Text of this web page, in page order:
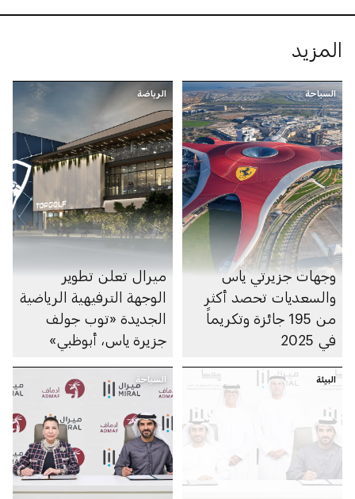
المزيد
السياحة
وجهات جزيرتي ياس
والسعديات تحصد أكثر
من 195 جائزة وتكريماً
في 2025
الرياضة
ميرال تعلن تطوير
الوجهة الترفيهية الرياضية
الجديدة «توب جولف
جزيرة ياس، أبوظبي»
البيئة السياحة